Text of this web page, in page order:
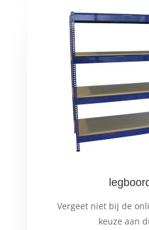
Vergeet niet bij de
keuze aan